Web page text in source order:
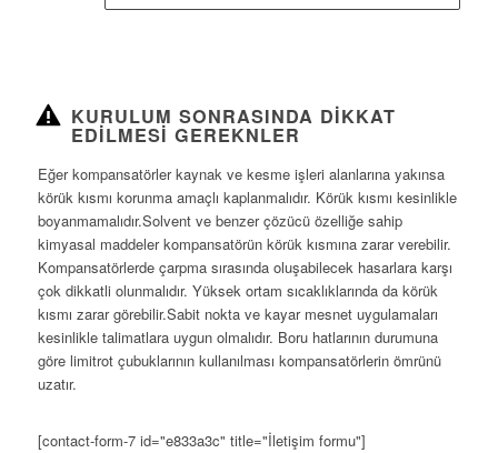
KURULUM SONRASINDA DIKKAT
EDILMESI GEREKNLER
Eğer kompansatörler kaynak ve kesme işleri alanlarına yakınsa
körük kısmı korunma amaçlı kaplanmalıdır. Körük kısmı kesinlikle
boyanmamalıdır.Solvent ve benzer çözücü özelliğe sahip
kimyasal maddeler kompansatörün körük kısmına zarar verebilir.
Kompansatörlerde çarpma sırasında oluşabilecek hasarlara karşı
çok dikkatli olunmalıdır. Yüksek ortam sıcaklıklarında da körük
kısmı zarar görebilir.Sabit nokta ve kayar mesnet uygulamaları
kesinlikle talimatlara uygun olmalıdır. Boru hatlarının durumuna
göre limitrot çubuklarının kullanılması kompansatörlerin ömrünü
uzatır.
[contact-form-7 id="e833a3c" title="İletişim formu"]